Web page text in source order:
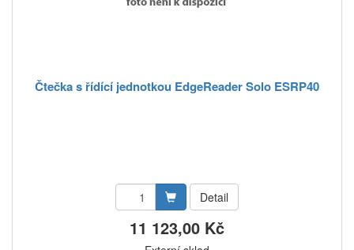
Čtečka s řídící jednotkou EdgeReader Solo ESRP40
Detail
11 123,00 Kč